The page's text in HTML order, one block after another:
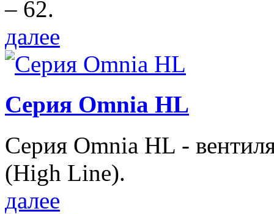
– 62.
далее
Серия Omnia HL
Серия Omnia HL -
(High Line).
далее